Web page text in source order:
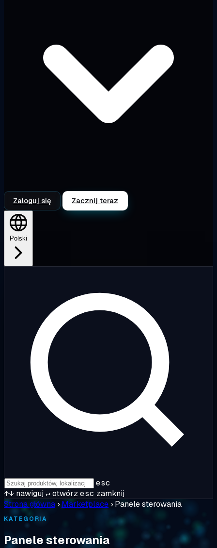
Zaloguj się Zacznij teraz
Polski
esc
↑↓ nawiguj↵otwórz esc zamknij
Strona główna › Marketplace › Panele sterowania
KATEGORIA
Panele sterowania